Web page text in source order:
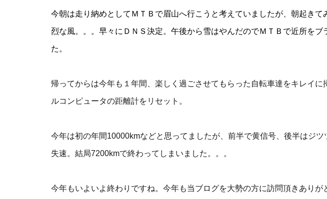
今朝は走り納めとしてＭＴＢで眉山へ行こうと考えていましたが、朝起きて
烈な風。。。早々にＤＮＳ決定。午後から雪はやんだのでＭＴＢで近所をブ
た。
帰ってからは今年も１年間、楽しく過ごさせてもらった自転車達をキレイに
ルコンピュータの距離計をリセット。
今年は初の年間10000kmなどと思ってましたが、前半で黄信号、後半はジ
失速。結局7200kmで終わってしまいました。。。
今年もいよいよ終わりですね。今年も当ブログを大勢の方に訪問頂きありが